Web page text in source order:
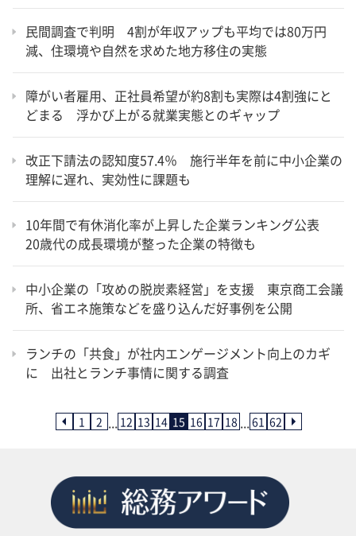
民間調査で判明 4割が年収アップも平均では80万円
減、住環境や自然を求めた地方移住の実態
障がい者雇用、正社員希望が約8割も実際は4割強にと
どまる 浮かび上がる就業実態とのギャップ
改正下請法の認知度57.4％ 施行半年を前に中小企業の
理解に遅れ、実効性に課題も
10年間で有休消化率が上昇した企業ランキング公表
20歳代の成長環境が整った企業の特徴も
中小企業の「攻めの脱炭素経営」を支援 東京商工会議
所、省エネ施策などを盛り込んだ好事例を公開
ランチの「共食」が社内エンゲージメント向上のカギ
に 出社とランチ事情に関する調査
1 2 ... 12 13 14 15 16 17 18 ...61 62